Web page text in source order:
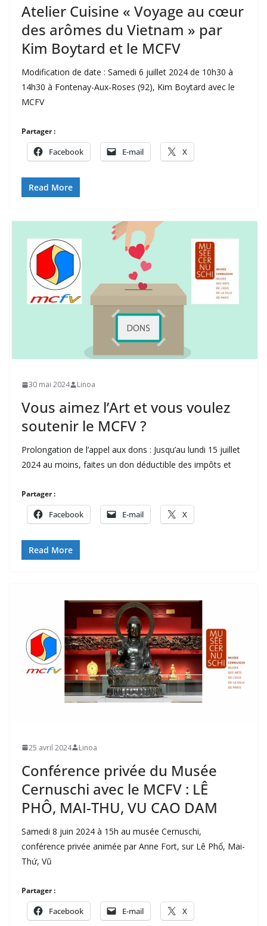
Atelier Cuisine « Voyage au cœur
des arômes du Vietnam » par
Kim Boytard et le MCFV
Modification de date : Samedi 6 juillet 2024 de 10h30 à
14h30 à Fontenay-Aux-Roses (92), Kim Boytard avec le
MCFV
Partager :
Facebook E-mail X
Read More
30 mai 2024 Linoa
Vous aimez l’Art et vous voulez
soutenir le MCFV ?
Prolongation de l’appel aux dons : Jusqu’au lundi 15 juillet
2024 au moins, faites un don déductible des impôts et
Partager :
Facebook E-mail X
Read More
25 avril 2024 Linoa
Conférence privée du Musée
Cernuschi avec le MCFV : LÊ
PHÔ, MAI-THU, VU CAO DAM
Samedi 8 juin 2024 à 15h au musée Cernuschi,
conférence privée animée par Anne Fort, sur Lê Phổ, Mai-
Thứ, Vũ
Partager :
Facebook E-mail X